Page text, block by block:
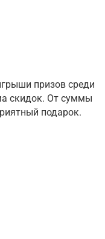
призов среди
скидок. От суммы
подарок.